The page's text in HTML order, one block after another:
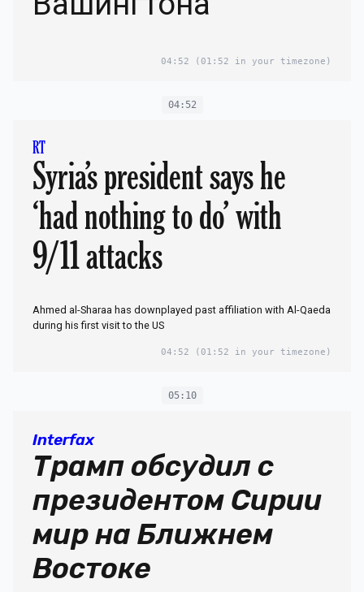
04:52 (01:52 in your timezone)
04:52
RT
Syria’s president says he
‘had nothing to do’ with
9/11 attacks
Ahmed al-Sharaa has downplayed past affiliation with Al-Qaeda
during his first visit to the US
04:52 (01:52 in your timezone)
05:10
Interfax
Трамп обсудил с
президентом Сирии
мир на Ближнем
Востоке